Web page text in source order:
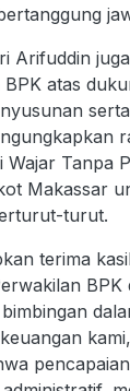
Arifuddin
atas
Wajar Tanpa
Makassar
turut.
terima